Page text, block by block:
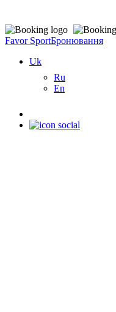
Favor SportБронювання
Uk
Ru
En